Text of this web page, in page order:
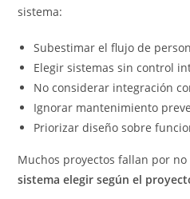
sistema:
Subestimar el flujo de
Elegir sistemas sin control
No considerar integración
Ignorar mantenimiento
Priorizar diseño sobre
Muchos proyectos fallan por
sistema elegir según el